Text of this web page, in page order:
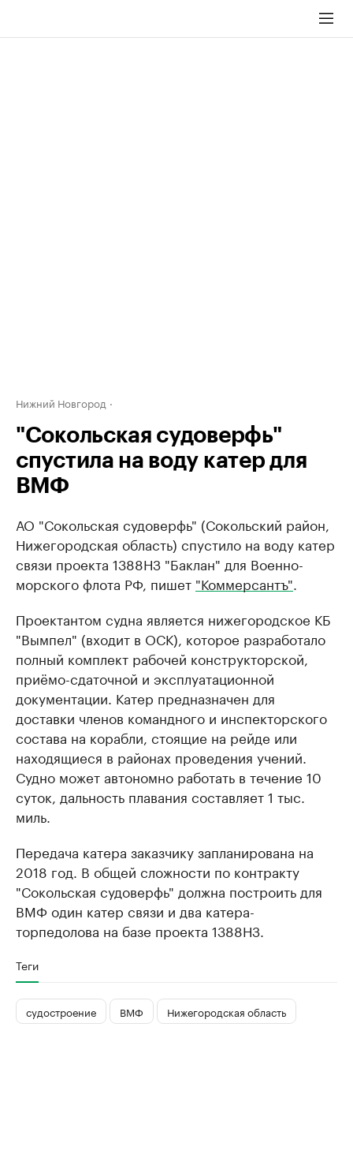
Нижний Новгород
"Сокольская судоверфь"
спустила на воду катер для
ВМФ
АО "Сокольская судоверфь" (Сокольский район,
Нижегородская область) спустило на воду катер
связи проекта 1388НЗ "Баклан" для Военно-
морского флота РФ, пишет "Коммерсантъ"
Проектантом судна является нижегородское КБ
"Вымпел" (входит в ОСК), которое разработало
полный комплект рабочей конструкторской,
приёмо-сдаточной и эксплуатационной
документации. Катер предназначен для
доставки членов командного и инспекторского
состава на корабли, стоящие на рейде или
находящиеся в районах проведения учений.
Судно может автономно работать в течение 10
суток, дальность плавания составляет 1 тыс.
миль.
Передача катера заказчику запланирована на
2018 год. В общей сложности по контракту
"Сокольская судоверфь" должна построить для
ВМФ один катер связи и два катера-
торпедолова на базе проекта 1388НЗ.
Теги
судостроение ВМФ Нижегородская область